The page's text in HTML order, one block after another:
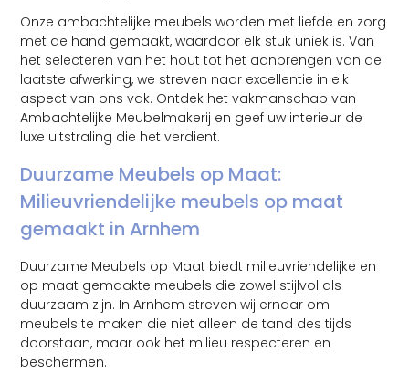
Onze ambachtelijke meubels worden met liefde en zorg
met de hand gemaakt, waardoor elk stuk uniek is. Van
het selecteren van het hout tot het aanbrengen van de
laatste afwerking, we streven naar excellentie in elk
aspect van ons vak. Ontdek het vakmanschap van
Ambachtelijke Meubelmakerij en geef uw interieur de
luxe uitstraling die het verdient.
Duurzame Meubels op Maat:
Milieuvriendelijke meubels op maat
gemaakt in Arnhem
Duurzame Meubels op Maat biedt milieuvriendelijke en
op maat gemaakte meubels die zowel stijlvol als
duurzaam zijn. In Arnhem streven wij ernaar om
meubels te maken die niet alleen de tand des tijds
doorstaan, maar ook het milieu respecteren en
beschermen.